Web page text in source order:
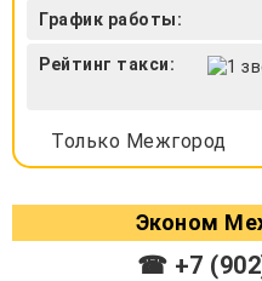
График работы:
Рейтинг такси:
Только Межгород
Эконом
☎ +7